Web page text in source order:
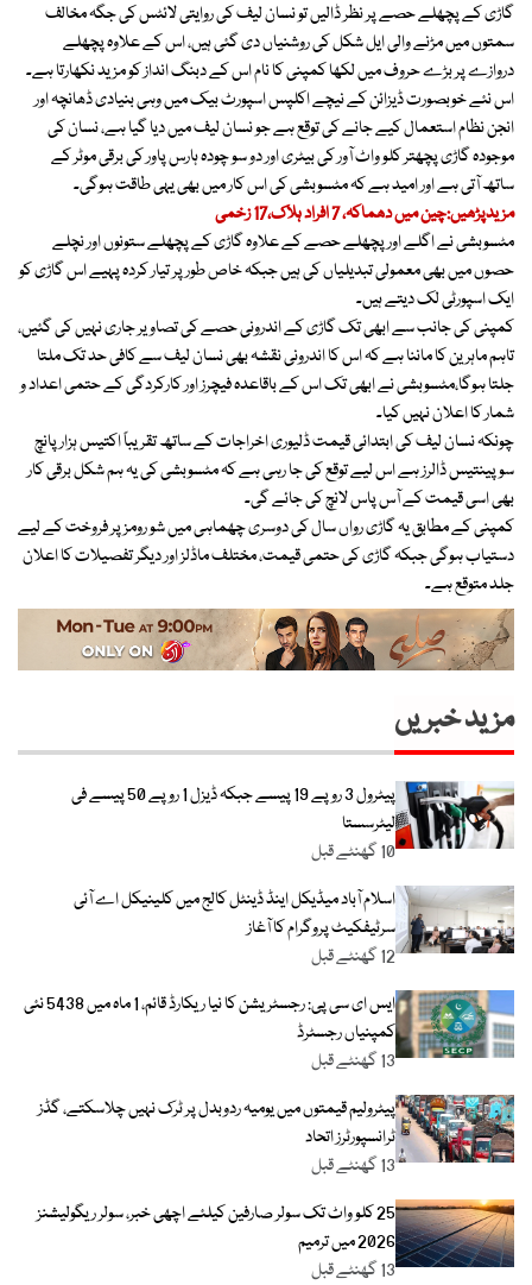
گاڑی کے پچھلے حصے پر نظر ڈالیں تو نسان لیف کی روایتی لائٹس کی جگہ مخالف
سمتوں میں مڑنے والی ایل شکل کی روشنیاں دی گئی ہیں، اس کے علاوہ پچھلے
دروازے پر بڑے حروف میں لکھا کمپنی کا نام اس کے دبنگ انداز کو مزید نکھارتا ہے۔
اس نئے خوبصورت ڈیزائن کے نیچے اکلپس اسپورٹ بیک میں وہی بنیادی ڈھانچہ اور
انجن نظام استعمال کیے جانے کی توقع ہے جو نسان لیف میں دیا گیا ہے، نسان کی
موجودہ گاڑی پچھتر کلو واٹ آور کی بیٹری اور دو سو چودہ ہارس پاور کی برقی موٹر کے
ساتھ آتی ہے اور امید ہے کہ مٹسوبشی کی اس کار میں بھی یہی طاقت ہوگی۔
مزیدپڑھیں:چین میں دھماکہ، 7 افراد ہلاک،17 زخمی
مٹسوبشی نے اگلے اور پچھلے حصے کے علاوہ گاڑی کے پچھلے ستونوں اور نچلے
حصوں میں بھی معمولی تبدیلیاں کی ہیں جبکہ خاص طور پر تیار کردہ پہیے اس گاڑی کو
ایک اسپورٹی لک دیتے ہیں۔
کمپنی کی جانب سے ابھی تک گاڑی کے اندرونی حصے کی تصاویر جاری نہیں کی گئیں،
تاہم ماہرین کا ماننا ہے کہ اس کا اندرونی نقشہ بھی نسان لیف سے کافی حد تک ملتا
جلتا ہوگا،مٹسوبشی نے ابھی تک اس کے باقاعدہ فیچرز اور کارکردگی کے حتمی اعداد و
شمار کا اعلان نہیں کیا۔
چونکہ نسان لیف کی ابتدائی قیمت ڈلیوری اخراجات کے ساتھ تقریباً اکتیس ہزار پانچ
سو پینتیس ڈالرز ہے اس لیے توقع کی جا رہی ہے کہ مٹسوبشی کی یہ ہم شکل برقی کار
بھی اسی قیمت کے آس پاس لانچ کی جائے گی۔
کمپنی کے مطابق یہ گاڑی رواں سال کی دوسری چھماہی میں شو رومز پر فروخت کے لیے
دستیاب ہوگی جبکہ گاڑی کی حتمی قیمت، مختلف ماڈلز اور دیگر تفصیلات کا اعلان
جلد متوقع ہے۔
مزید خبریں
پیٹرول 3 روپے 19 پیسے جبکہ ڈیزل 1 روپے 50 پیسے فی
لیٹرسستا
10 گھنٹے قبل
اسلام آباد میڈیکل اینڈ ڈینٹل کالج میں کلینیکل اے آئی
سرٹیفکیٹ پروگرام کا آغاز
12 گھنٹے قبل
ایس ای سی پی: رجسٹریشن کا نیا ریکارڈ قائم، 1 ماہ میں 5438 نئی
کمپنیاں رجسٹرڈ
13 گھنٹے قبل
پیٹرولیم قیمتوں میں یومیہ ردوبدل پر ٹرک نہیں چلاسکتے، گڈز
ٹرانسپورٹرز اتحاد
13 گھنٹے قبل
25 کلو واٹ تک سولر صارفین کیلئے اچھی خبر، سولر ریگولیشنز
2026 میں ترمیم
13 گھنٹے قبل